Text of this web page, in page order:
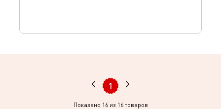
1
Показано 16из 16 товаров